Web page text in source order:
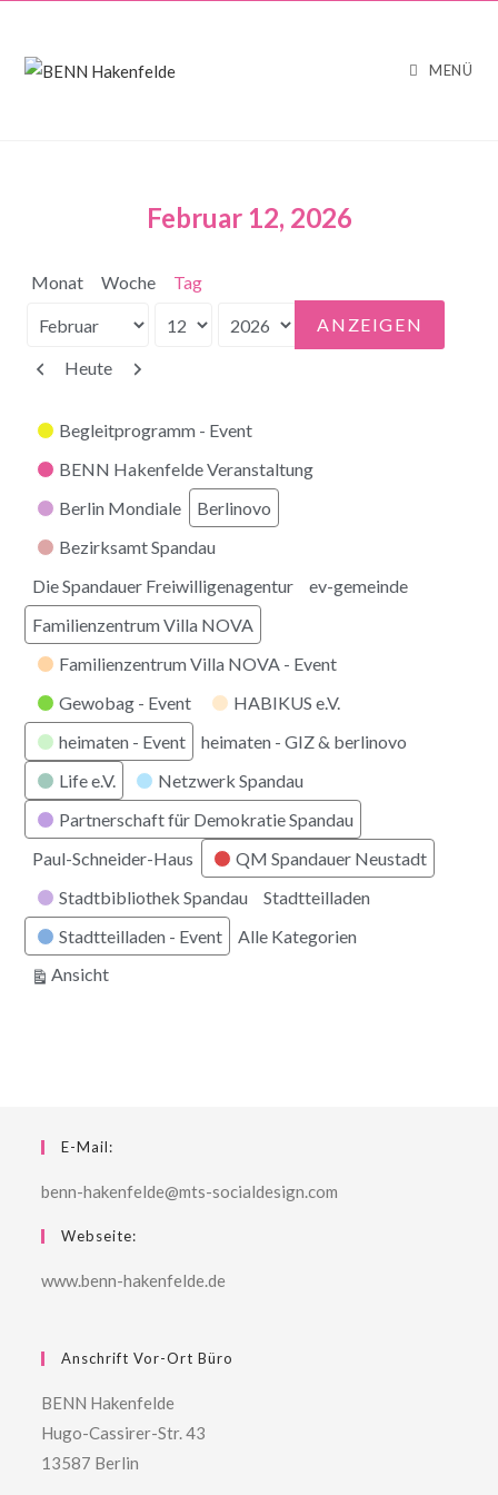
MENÜ
Februar 12, 2026
Monat Woche Tag
Monat
Tag
Jahr
Zurück
Heute Weiter
Kategorien
Begleitprogramm - Event
BENN Hakenfelde Veranstaltung
Berlin Mondiale
Berlinovo
Bezirksamt Spandau
Die Spandauer Freiwilligenagentur
ev-gemeinde
Familienzentrum Villa NOVA
Familienzentrum Villa NOVA - Event
Gewobag - Event
HABIKUS e.V.
heimaten - Event
heimaten - GIZ & berlinovo
Life e.V.
Netzwerk Spandau
Partnerschaft für Demokratie Spandau
Paul-Schneider-Haus
QM Spandauer Neustadt
Stadtbibliothek Spandau
Stadtteilladen
Stadtteilladen - Event
Alle Kategorien
Ansichtausdrucken
E-Mail:
benn-hakenfelde@mts-socialdesign.com
Webseite:
www.benn-hakenfelde.de
Anschrift Vor-Ort Büro
BENN Hakenfelde
Hugo-Cassirer-Str. 43
13587 Berlin